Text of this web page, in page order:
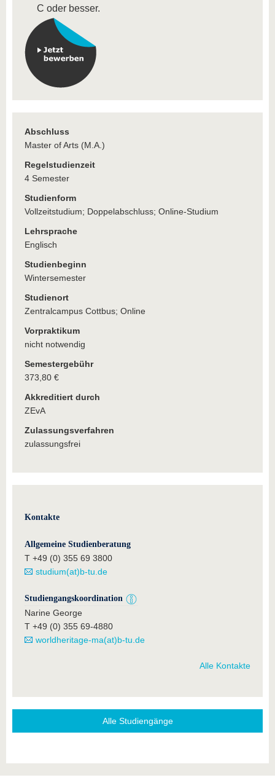
C oder besser.
Abschluss
Master of Arts (M.A.)
Regelstudienzeit
4 Semester
Studienform
Vollzeitstudium; Doppelabschluss; Online-Studium
Lehrsprache
Englisch
Studienbeginn
Wintersemester
Studienort
Zentralcampus Cottbus; Online
Vorpraktikum
nicht notwendig
Semestergebühr
373,80 €
Akkreditiert durch
ZEvA
Zulassungsverfahren
zulassungsfrei
Kontakte
Allgemeine Studienberatung
T +49 (0) 355 69 3800
studium(at)b-tu.de
Studiengangskoordination
Narine George
T +49 (0) 355 69-4880
worldheritage-ma(at)b-tu.de
Alle Kontakte
Alle Studiengänge